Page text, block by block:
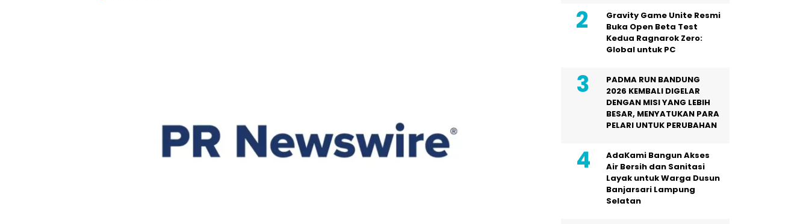
Gravity Game Unite Resmi
Buka Open Beta Test
Kedua Ragnarok Zero:
Global untuk PC
PADMA RUN BANDUNG
2026 KEMBALI DIGELAR
DENGAN MISI YANG LEBIH
BESAR, MENYATUKAN PARA
PELARI UNTUK PERUBAHAN
AdaKami Bangun Akses
Air Bersih dan Sanitasi
Layak untuk Warga Dusun
Banjarsari Lampung
Selatan